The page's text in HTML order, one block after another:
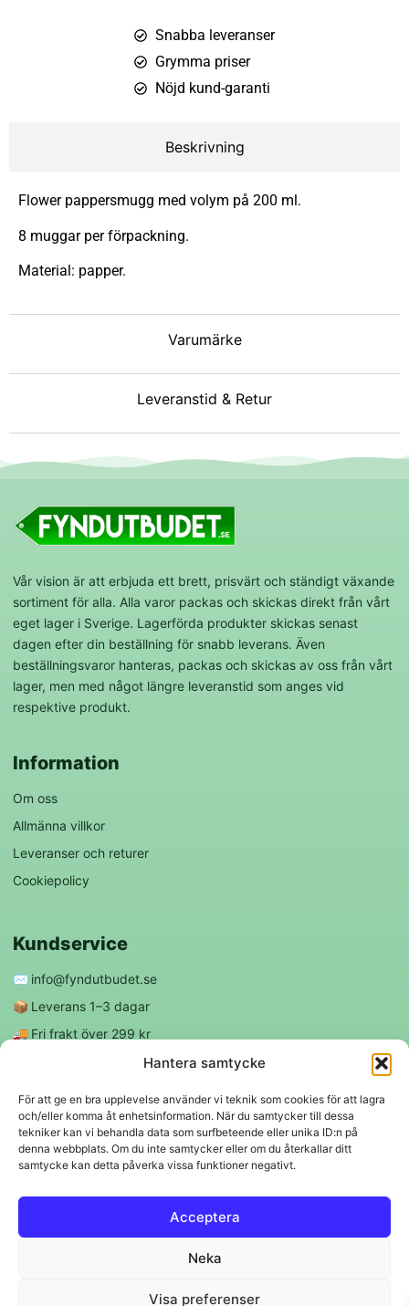
Hantera samtycke
För att ge en bra upplevelse använder vi teknik som cookies för att lagra
och/eller komma åt enhetsinformation. När du samtycker till dessa
tekniker kan vi behandla data som surfbeteende eller unika ID:n på
denna webbplats. Om du inte samtycker eller om du återkallar ditt
samtycke kan detta påverka vissa funktioner negativt.
Acceptera
Neka
Visa preferenser
Snabba leveranser
Grymma priser
Nöjd kund-garanti
Beskrivning
Varumärke
Leveranstid & Retur
Flower pappersmugg med volym på 200 ml.
8 muggar per förpackning.
Material: papper.
Vår vision är att erbjuda ett brett, prisvärt och ständigt växande
sortiment för alla. Alla varor packas och skickas direkt från vårt
eget lager i Sverige. Lagerförda produkter skickas senast
dagen efter din beställning för snabb leverans. Även
beställningsvaror hanteras, packas och skickas av oss från vårt
lager, men med något längre leveranstid som anges vid
respektive produkt.
Information
Om oss
Allmänna villkor
Leveranser och returer
Cookiepolicy
Kundservice
✉️ info@fyndutbudet.se
📦 Leverans 1–3 dagar
🚚 Fri frakt över 299 kr
Följ oss
f ◎
Trygga betalningar
Swish